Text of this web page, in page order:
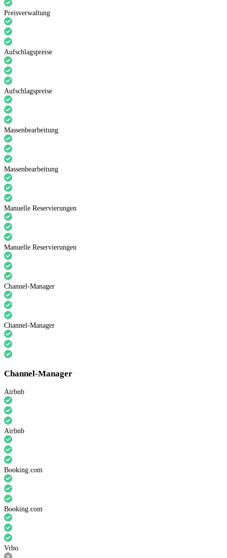
Preisverwaltung
Aufschlagspreise
Aufschlagspreise
Massenbearbeitung
Massenbearbeitung
Manuelle Reservierungen
Manuelle Reservierungen
Channel-Manager
Channel-Manager
Channel-Manager
Airbnb
Airbnb
Booking.com
Booking.com
Vrbo